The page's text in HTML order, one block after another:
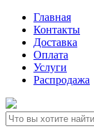
Главная
Контакты
Доставка
Оплата
Услуги
Распродажа